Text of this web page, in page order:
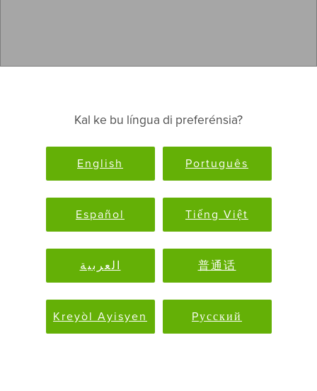
Kal ke bu língua di preferénsia?
English Português
Español Tiếng Việt
العربية 普通话
Kreyòl Ayisyen Pусский